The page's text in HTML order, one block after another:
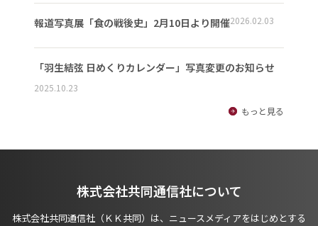
報道写真展「食の戦後史」2月10日より開催2026.02.03
「羽生結弦 日めくりカレンダー」写真変更のお知らせ
2025.10.23
もっと見る
株式会社共同通信社について
株式会社共同通信社（ＫＫ共同）は、ニュースメディアをはじめとする